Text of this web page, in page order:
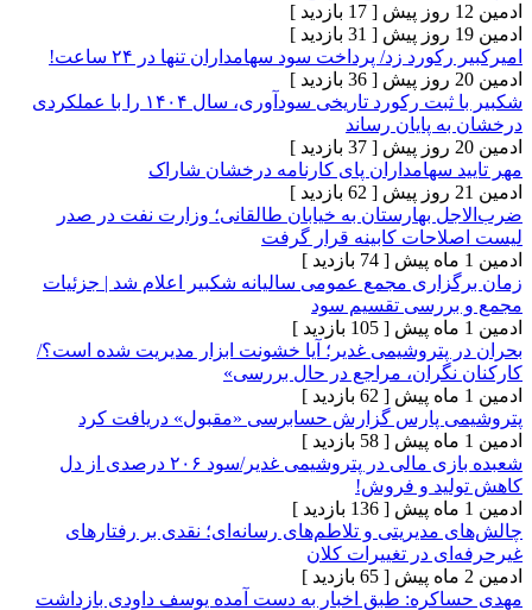
[ 17 بازدید ]
[ 31 بازدید ]
زد/ پرداخت سود سهامداران تنها در ۲۴ ساعت!
[ 36 بازدید ]
شکبیر با ثبت رکورد تاریخی سودآوری، سال ۱۴۰۴ را با عملکردی
رساند
[ 37 بازدید ]
سهامداران پای کارنامه درخشان شاراک
[ 62 بازدید ]
به خیابان طالقانی؛ وزارت نفت در صدر
کابینه قرار گرفت
[ 74 بازدید ]
مجمع عمومی سالیانه شکبیر اعلام شد | جزئیات
تقسیم سود
[ 105 بازدید ]
غدیر؛ آیا خشونت ابزار مدیریت شده است؟/
مراجع در حال بررسی»
[ 62 بازدید ]
پارس گزارش حسابرسی «مقبول» دریافت کرد
[ 58 بازدید ]
شعبده بازی مالی در پتروشیمی‌ غدیر/سود ۲۰۶ درصدی از دل
و فروش!
[ 136 بازدید ]
و تلاطم‌های رسانه‌ای؛ نقدی بر رفتارهای
در تغییرات کلان
[ 65 بازدید ]
طبق اخبار به دست آمده یوسف داودی بازداشت